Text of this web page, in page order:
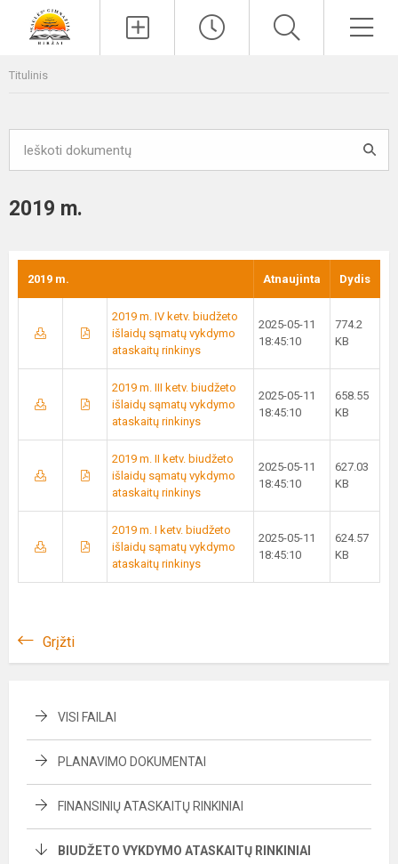
Titulinis
2019 m.
2019 m. Atnaujinta Dydis
2019 m. IV ketv. biudžeto
išlaidų sąmatų vykdymo
ataskaitų rinkinys
2025-05-11
18:45:10
774.2
KB
2019 m. III ketv. biudžeto
išlaidų sąmatų vykdymo
ataskaitų rinkinys
2025-05-11
18:45:10
658.55
KB
2019 m. II ketv. biudžeto
išlaidų sąmatų vykdymo
ataskaitų rinkinys
2025-05-11
18:45:10
627.03
KB
2019 m. I ketv. biudžeto
išlaidų sąmatų vykdymo
ataskaitų rinkinys
2025-05-11
18:45:10
624.57
KB
Grįžti
VISI FAILAI
PLANAVIMO DOKUMENTAI
FINANSINIŲ ATASKAITŲ RINKINIAI
BIUDŽETO VYKDYMO ATASKAITŲ RINKINIAI